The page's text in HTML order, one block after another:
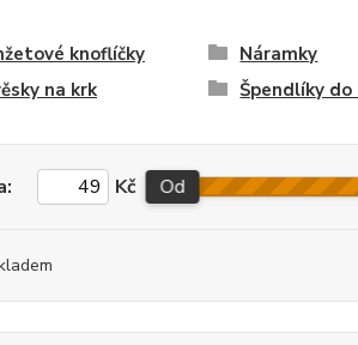
knoflíčky Náramky
na krk
Špendlíky do
Kč Od